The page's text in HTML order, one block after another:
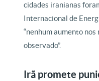
cidades iranianas
Internacional de
“nenhum aumento
observado”.
Irã promete